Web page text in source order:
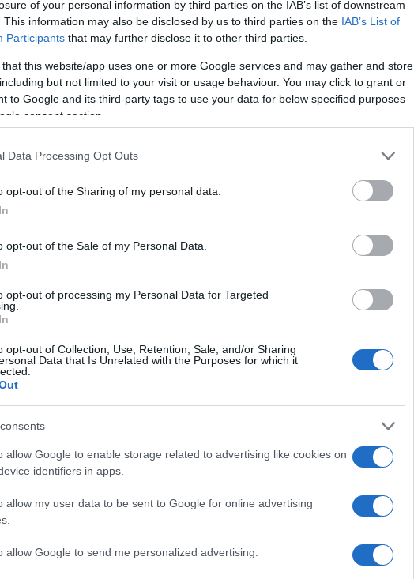
of your personal information by third parties on the IAB’s list of downstream
This information may also be disclosed by us to third parties on the IAB’s List of
Participants that may further disclose it to other third parties.
that this website/app uses one or more Google services and may gather and store
but not limited to your visit or usage behaviour. You may click to grant or
to Google and its third-party tags to use your data for below specified purposes
consent section.
Data Processing Opt Outs
opt-out of the Sharing of my personal data.
opt-out of the Sale of my Personal Data.
opt-out of processing my Personal Data for Targeted
opt-out of Collection, Use, Retention, Sale, and/or Sharing
Data that Is Unrelated with the Purposes for which it
allow Google to enable storage related to advertising like cookies on
identifiers in apps.
allow my user data to be sent to Google for online advertising
allow Google to send me personalized advertising.
e la distribuzione geografica delle gare
questioni legate a biglietti, visti e
analizziamo i punti chiave del
le partite e le preoccupazioni emerse
da alcune nazioni.
cambia sul campo
più incontri e una diversa
è ampliare la partecipazione
squadre di continenti diversi. Il